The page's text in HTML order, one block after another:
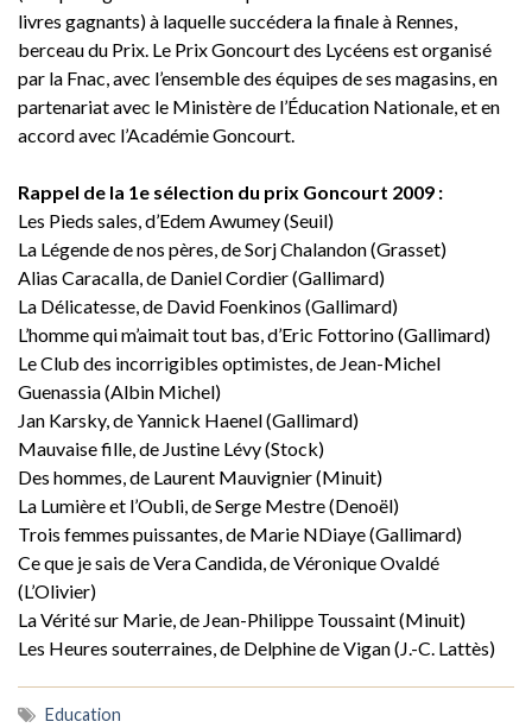
livres gagnants) à laquelle succédera la finale à Rennes,
berceau du Prix. Le Prix Goncourt des Lycéens est organisé
par la Fnac, avec l’ensemble des équipes de ses magasins, en
partenariat avec le Ministère de l’Éducation Nationale, et en
accord avec l’Académie Goncourt.
Rappel de la 1e sélection du prix Goncourt 2009 :
Les Pieds sales, d’Edem Awumey (Seuil)
La Légende de nos pères, de Sorj Chalandon (Grasset)
Alias Caracalla, de Daniel Cordier (Gallimard)
La Délicatesse, de David Foenkinos (Gallimard)
L’homme qui m’aimait tout bas, d’Eric Fottorino (Gallimard)
Le Club des incorrigibles optimistes, de Jean-Michel
Guenassia (Albin Michel)
Jan Karsky, de Yannick Haenel (Gallimard)
Mauvaise fille, de Justine Lévy (Stock)
Des hommes, de Laurent Mauvignier (Minuit)
La Lumière et l’Oubli, de Serge Mestre (Denoël)
Trois femmes puissantes, de Marie NDiaye (Gallimard)
Ce que je sais de Vera Candida, de Véronique Ovaldé
(L’Olivier)
La Vérité sur Marie, de Jean-Philippe Toussaint (Minuit)
Les Heures souterraines, de Delphine de Vigan (J.-C. Lattès)
Education